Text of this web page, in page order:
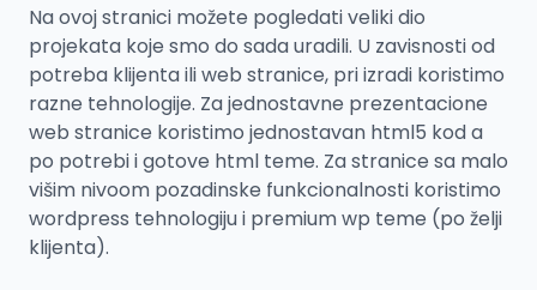
Na ovoj stranici možete pogledati veliki dio
projekata koje smo do sada uradili. U zavisnosti od
potreba klijenta ili web stranice, pri izradi koristimo
razne tehnologije. Za jednostavne prezentacione
web stranice koristimo jednostavan html5 kod a
po potrebi i gotove html teme. Za stranice sa malo
višim nivoom pozadinske funkcionalnosti koristimo
wordpress tehnologiju i premium wp teme (po želji
klijenta).